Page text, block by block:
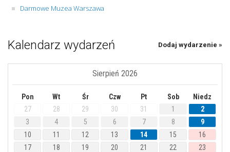
Darmowe Muzea Warszawa
Kalendarz wydarzeń Dodaj wydarzenie »
Sierpień 2026
Pon Wt Śr Czw Pt Sob
Niedz
27
28 29 30 31 1
2
3
4 5 6 7 8
9
10
11 12 13 14 15
16
17
18 19 20 21 22
23